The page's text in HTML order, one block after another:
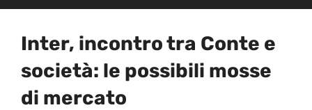
Inter, incontro tra Conte e
società: le possibili mosse
di mercato